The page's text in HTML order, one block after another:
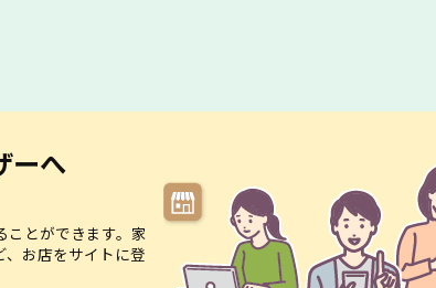
ーへ
ことができます。家
、お店をサイトに登